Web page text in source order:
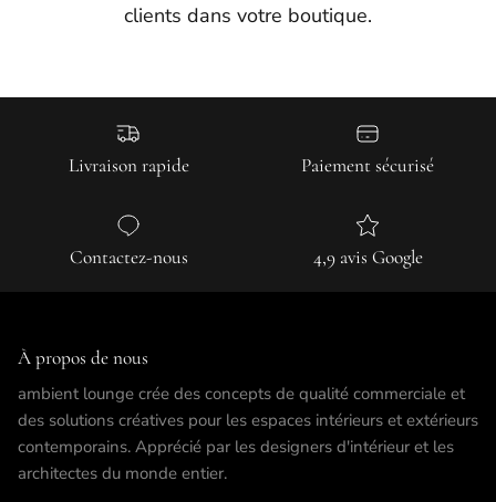
clients dans votre boutique.
Livraison rapide Paiement sécurisé
Contactez-nous 4,9 avis Google
À propos de nous
ambient lounge crée des concepts de qualité commerciale et
des solutions créatives pour les espaces intérieurs et extérieurs
contemporains. Apprécié par les designers d'intérieur et les
architectes du monde entier.